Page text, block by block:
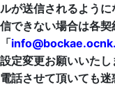
ルが送信されるよう
信できない場合は各契
「
設定変更お願いいたし
電話させて頂いても